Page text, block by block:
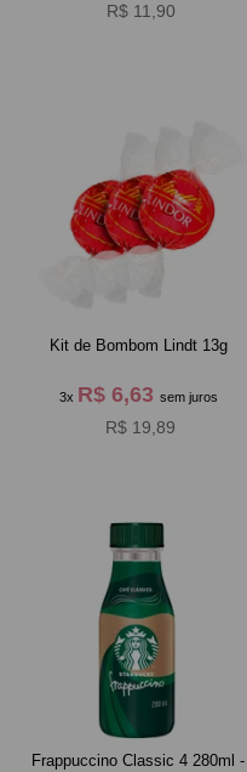
R$ 11,90
Kit de Bombom Lindt 13g
3x R$ 6,63 sem juros
R$ 19,89
Frappuccino Classic 4 280ml -